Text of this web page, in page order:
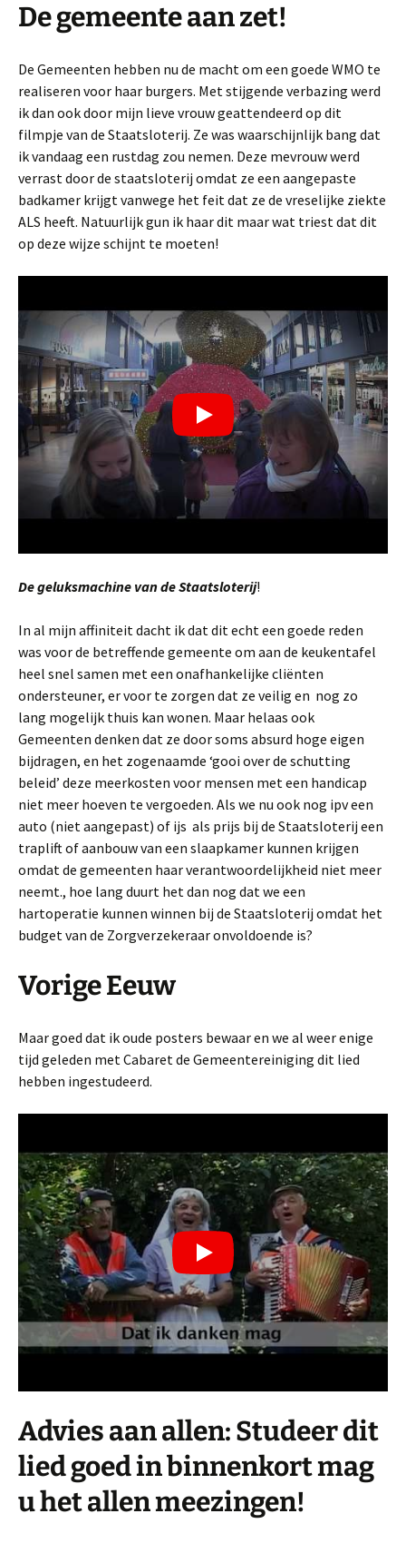
De gemeente aan zet!
De Gemeenten hebben nu de macht om een goede WMO te
realiseren voor haar burgers. Met stijgende verbazing werd
ik dan ook door mijn lieve vrouw geattendeerd op dit
filmpje van de Staatsloterij. Ze was waarschijnlijk bang dat
ik vandaag een rustdag zou nemen. Deze mevrouw werd
verrast door de staatsloterij omdat ze een aangepaste
badkamer krijgt vanwege het feit dat ze de vreselijke ziekte
ALS heeft. Natuurlijk gun ik haar dit maar wat triest dat dit
op deze wijze schijnt te moeten!
De geluksmachine van de Staatsloterij!
In al mijn affiniteit dacht ik dat dit echt een goede reden
was voor de betreffende gemeente om aan de keukentafel
heel snel samen met een onafhankelijke cliënten
ondersteuner, er voor te zorgen dat ze veilig en nog zo
lang mogelijk thuis kan wonen. Maar helaas ook
Gemeenten denken dat ze door soms absurd hoge eigen
bijdragen, en het zogenaamde ‘gooi over de schutting
beleid’ deze meerkosten voor mensen met een handicap
niet meer hoeven te vergoeden. Als we nu ook nog ipv een
auto (niet aangepast) of ijs als prijs bij de Staatsloterij een
traplift of aanbouw van een slaapkamer kunnen krijgen
omdat de gemeenten haar verantwoordelijkheid niet meer
neemt., hoe lang duurt het dan nog dat we een
hartoperatie kunnen winnen bij de Staatsloterij omdat het
budget van de Zorgverzekeraar onvoldoende is?
Vorige Eeuw
Maar goed dat ik oude posters bewaar en we al weer enige
tijd geleden met Cabaret de Gemeentereiniging dit lied
hebben ingestudeerd.
Advies aan allen: Studeer dit
lied goed in binnenkort mag
u het allen meezingen!